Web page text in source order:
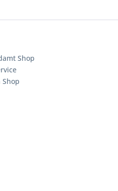
Shop